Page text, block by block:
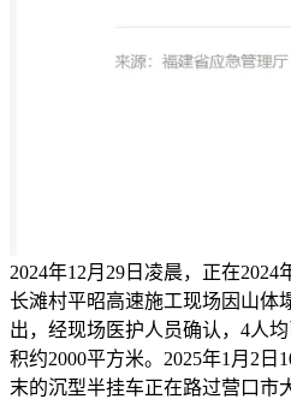
2024年12月29日凌晨，正在
长滩村平昭高速施工现场因山体
出，经现场医护人员确认，4人
积约2000平方米。2025年1月2日
末的沉型半挂车正在路过营口市